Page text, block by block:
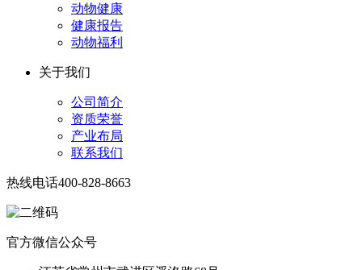
动物健康
健康报告
动物福利
关于我们
公司简介
资质荣誉
产业布局
联系我们
热线电话400-828-8663
官方微信公众号